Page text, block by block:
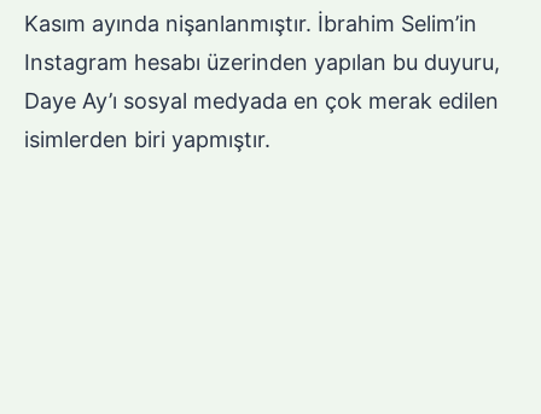
Kasım ayında nişanlanmıştır. İbrahim Selim’in
Instagram hesabı üzerinden yapılan bu duyuru,
Daye Ay’ı sosyal medyada en çok merak edilen
isimlerden biri yapmıştır.